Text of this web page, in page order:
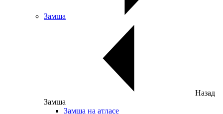
Замша
Назад
Замша
Замша на атласе